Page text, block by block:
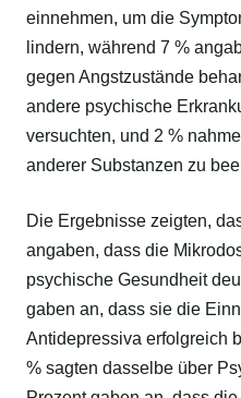
einnehmen, um die
lindern, während 7 %
gegen Angstzustände
andere psychische
versuchten, und 2 %
anderer Substanzen zu
Die Ergebnisse zeigten,
angaben, dass die
psychische Gesundheit
gaben an, dass sie die
Antidepressiva erfolgreich
% sagten dasselbe über